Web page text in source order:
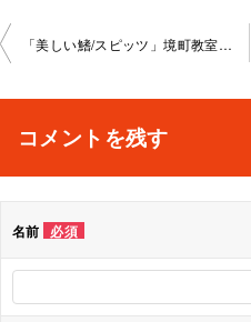
投
ビ
シ
「美しい鰭/スピッツ」境町教室2024-10-12-­no0023-­1065
コメントを残す
名前 必須